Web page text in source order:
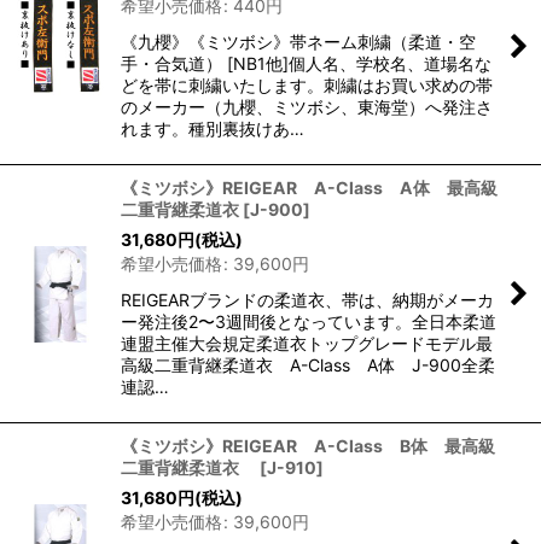
希望小売価格: 440円
《九櫻》《ミツボシ》帯ネーム刺繍（柔道・空
手・合気道） [NB1他]個人名、学校名、道場名な
どを帯に刺繍いたします。刺繍はお買い求めの帯
のメーカー（九櫻、ミツボシ、東海堂）へ発注さ
れます。種別裏抜けあ…
《ミツボシ》REIGEAR A-Class A体 最高級
二重背継柔道衣 [J-900]
31,680円(税込)
希望小売価格: 39,600円
REIGEARブランドの柔道衣、帯は、納期がメーカ
ー発注後2〜3週間後となっています。全日本柔道
連盟主催大会規定柔道衣トップグレードモデル最
高級二重背継柔道衣 A-Class A体 J-900全柔
連認…
《ミツボシ》REIGEAR A-Class B体 最高級
二重背継柔道衣
[J-910]
31,680円(税込)
希望小売価格: 39,600円